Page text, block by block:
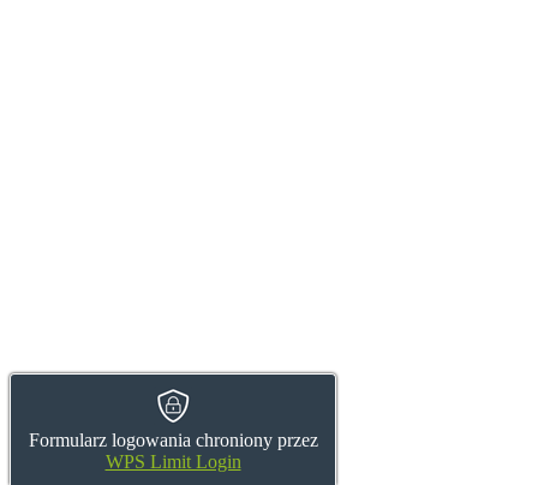
Formularz logowania chroniony przez
WPS Limit Login